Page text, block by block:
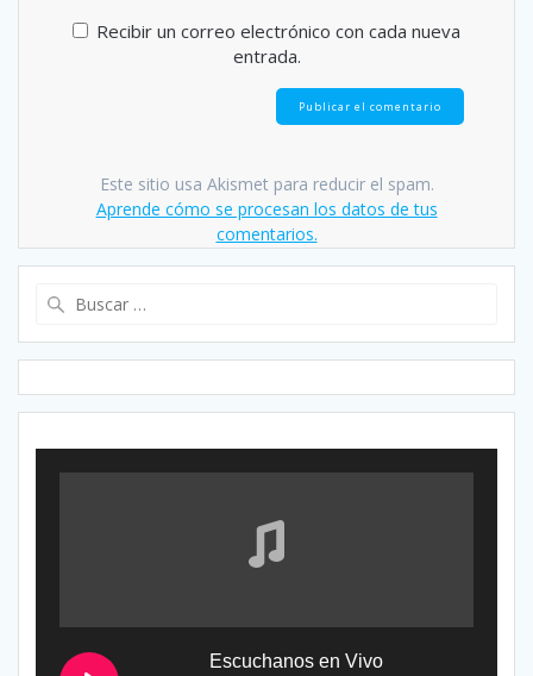
Recibir un correo electrónico con cada nueva
entrada.
Este sitio usa Akismet para reducir el spam.
Aprende cómo se procesan los datos de tus
comentarios.
Escuchanos en Vivo